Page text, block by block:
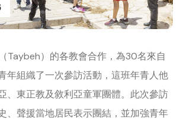
Taybeh）的各教會合作，為30名來自
年組織了一次參訪活動，這班年青人他
、東正教及敘利亞童軍團體。此次參訪
、聲援當地居民表示團結，並加強青年